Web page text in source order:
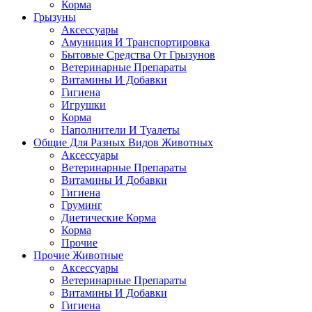
Корма
Грызуны
Аксессуары
Амуниция И Транспортировка
Бытовые Средства От Грызунов
Ветеринарные Препараты
Витамины И Добавки
Гигиена
Игрушки
Корма
Наполнители И Туалеты
Общие Для Разных Видов Животных
Аксессуары
Ветеринарные Препараты
Витамины И Добавки
Гигиена
Груминг
Диетические Корма
Корма
Прочие
Прочие Животные
Аксессуары
Ветеринарные Препараты
Витамины И Добавки
Гигиена